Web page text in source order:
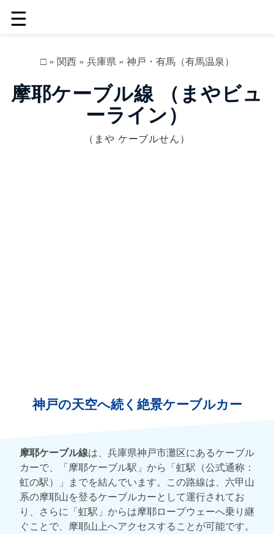
☰
□» 関西» 兵庫県» 神戸・有馬（有馬温泉）
摩耶ケーブル線 （まやビュ
ーライン）
（まや ケーブルせん）
神戸の天空へ続く絶景ケーブルカー
摩耶ケーブル線は、兵庫県神戸市灘区にあるケーブル
カーで、「摩耶ケーブル駅」から「虹駅（公式通称：
虹の駅）」までを結んでいます。この路線は、六甲山
系の摩耶山を登るケーブルカーとして運行されてお
り、さらに「虹駅」からは摩耶ロープウェーへ乗り継
ぐことで、摩耶山上へアクセスすることが可能です。